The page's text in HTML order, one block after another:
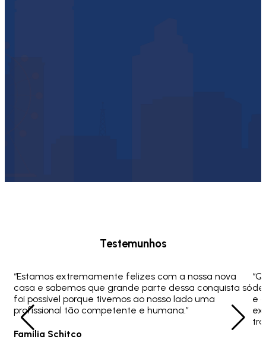
Testemunhos
“Estamos extremamente felizes com a nossa nova
casa e sabemos que grande parte dessa conquista só
foi possível porque tivemos ao nosso lado uma
profissional tão competente e humana.”
Família Schitco
e